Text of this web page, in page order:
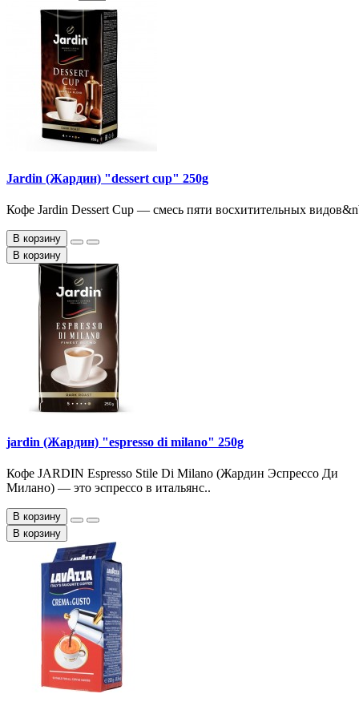
Jardin (Жардин) "dessert cup" 250g
Кофе Jardin Dessert Cup — смесь пяти восхитительных
В корзину
В корзину
jardin (Жардин) "espresso di milano" 250g
Кофе JARDIN Espresso Stile Di Milano (Жардин Эспрессо Ди
Милано) — это эспрессо в итальянс..
В корзину
В корзину